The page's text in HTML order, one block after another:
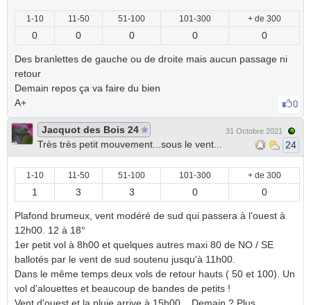
1-10 11-50 51-100 101-300 + de 300
0 0 0 0 0
Des branlettes de gauche ou de droite mais aucun passage ni
retour
Demain repos ça va faire du bien
A+
0
Jacquot des Bois 24
Très très petit mouvement...sous le vent...
31 Octobre 2021
24
1-10 11-50 51-100 101-300 + de 300
1 3 3 0 0
Plafond brumeux, vent modéré de sud qui passera à l'ouest à
12h00. 12 à 18°
1er petit vol à 8h00 et quelques autres maxi 80 de NO / SE
ballotés par le vent de sud soutenu jusqu'à 11h00.
Dans le même temps deux vols de retour hauts ( 50 et 100). Un
vol d'alouettes et beaucoup de bandes de petits !